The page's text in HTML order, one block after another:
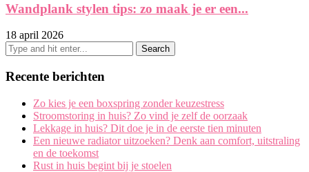
Wandplank stylen tips: zo maak je er een...
18 april 2026
Recente berichten
Zo kies je een boxspring zonder keuzestress
Stroomstoring in huis? Zo vind je zelf de oorzaak
Lekkage in huis? Dit doe je in de eerste tien minuten
Een nieuwe radiator uitzoeken? Denk aan comfort, uitstraling
en de toekomst
Rust in huis begint bij je stoelen